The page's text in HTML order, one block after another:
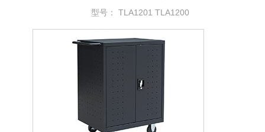
型号： TLA1201 TLA1200